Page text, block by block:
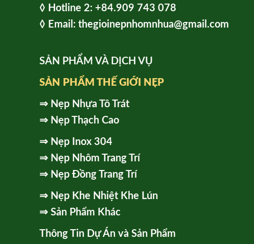
◊ Hot line 2: +84.909 743 078
◊ Email: thegioinepnhomnhua@gmail.com
SẢN PHẨM VÀ DỊCH VỤ
SẢN PHẨM THẾ GIỚI NẸP
⇒ Nẹp Nhựa Tô Trát
⇒ Nẹp Thạch Cao
⇒ Nẹp Inox 304
⇒ Nẹp Nhôm Trang Trí
⇒ Nẹp Đồng Trang Trí
⇒ Nẹp Khe Nhiệt Khe Lún
⇒ Sản Phẩm Khác
Thông Tin Dự Án và Sản Phẩm